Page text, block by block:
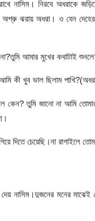
নাসিম। নিরবে অধরাকে
অশ্রু ঝরায় অধরা। ও যেন
আমার মুখের কথাটাই
কী খুব ভাল ছিলাম
কেন? তুমি জানো না আমি
দিতে চেয়েছি।না রাগাইলে
নাসিম।দুজনের মনের মাঝেই